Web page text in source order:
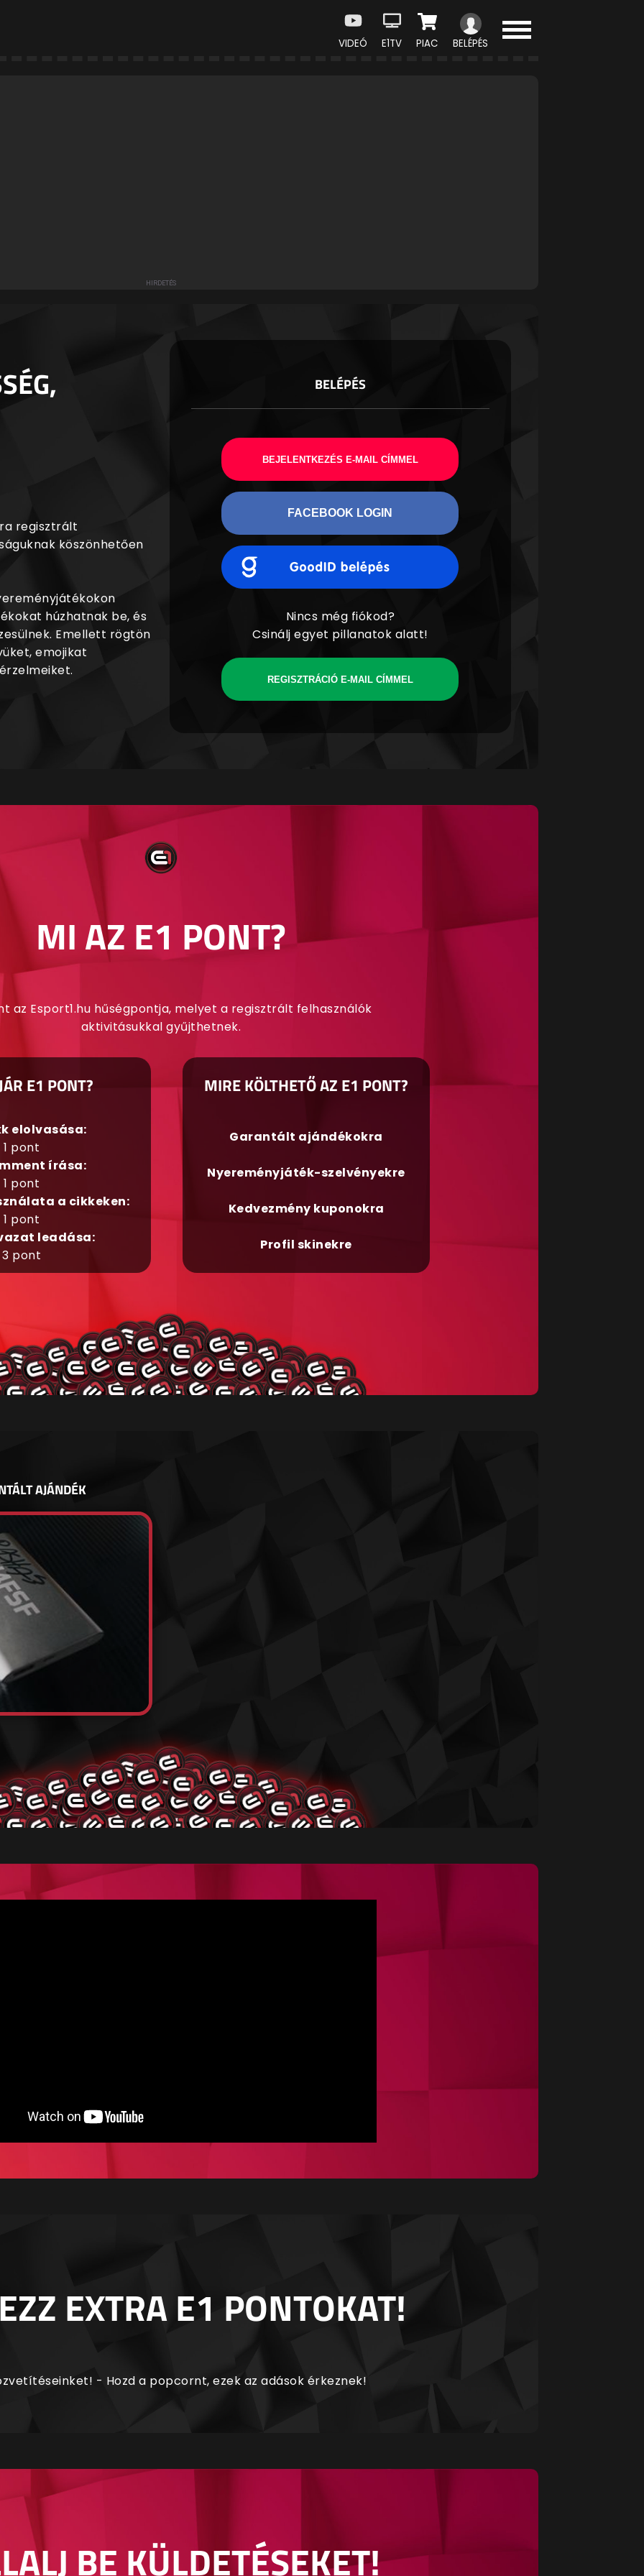
VIDEÓ E1TV PIAC BELÉPÉS
regisztrált
köszönhetően
húzhatnak be, és
Emellett rögtön
emojikat
BELÉPÉS
BEJELENTKEZÉS E-MAIL CÍMMEL
FACEBOOK LOGIN
Nincs még fiókod?
Csinálj egyet pillanatok alatt!
REGISZTRÁCIÓ E-MAIL CÍMMEL
MI AZ E1 PONT?
az Esport1.hu hűségpontja, melyet a regisztrált felhasználók
aktivitásukkal gyűjthetnek.
E1 PONT?
elolvasása:
1 pont
írása:
1 pont
a cikkeken:
1 pont
leadása:
3 pont
MIRE KÖLTHETŐ AZ E1 PONT?
Garantált ajándékokra
Nyereményjáték-szelvényekre
Kedvezmény kuponokra
Profil skinekre
AJÁNDÉK
EXTRA E1 PONTOKAT!
- Hozd a popcornt, ezek az adások érkeznek!
BE KÜLDETÉSEKET!